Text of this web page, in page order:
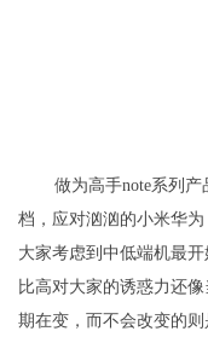
做为高手note系列
档，应对汹汹的小米华
大家考虑到中低端机最
比高对大家的诱惑力还
期在变，而不会改变的则